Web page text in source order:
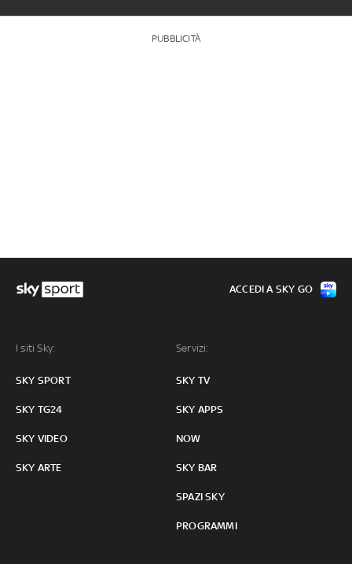
PUBBLICITÀ
I siti Sky:
SKY SPORT
SKY TG24
SKY VIDEO
SKY ARTE
Servizi:
SKY TV
SKY APPS
NOW
SKY BAR
SPAZI SKY
PROGRAMMI
ACCEDI A SKY GO